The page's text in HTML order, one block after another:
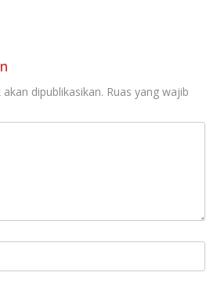
dipublikasikan. Ruas yang wajib